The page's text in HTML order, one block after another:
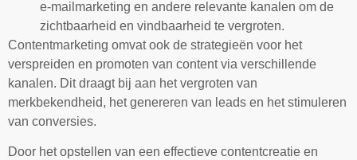
e-mailmarketing en andere relevante kanalen om de
zichtbaarheid en vindbaarheid te vergroten.
Contentmarketing omvat ook de strategieën voor het
verspreiden en promoten van content via verschillende
kanalen. Dit draagt bij aan het vergroten van
merkbekendheid, het genereren van leads en het stimuleren
van conversies.
Door het opstellen van een effectieve contentcreatie en